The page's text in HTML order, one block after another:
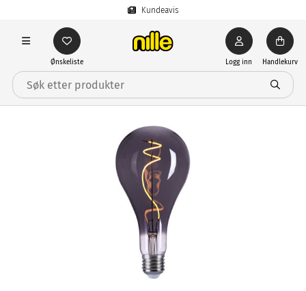
Kundeavis
Ønskeliste Logg inn Handlekurv